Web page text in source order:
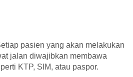
pasien yang akan melakukan
jalan diwajibkan membawa
KTP, SIM, atau paspor.